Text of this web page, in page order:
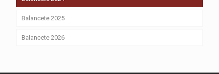
Balancete 2025
Balancete 2026